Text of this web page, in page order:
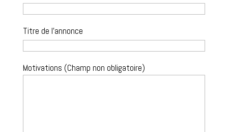
Titre de l'annonce
Motivations (Champ non obligatoire)